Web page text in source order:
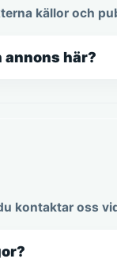
källor och
annons här?
kontaktar oss